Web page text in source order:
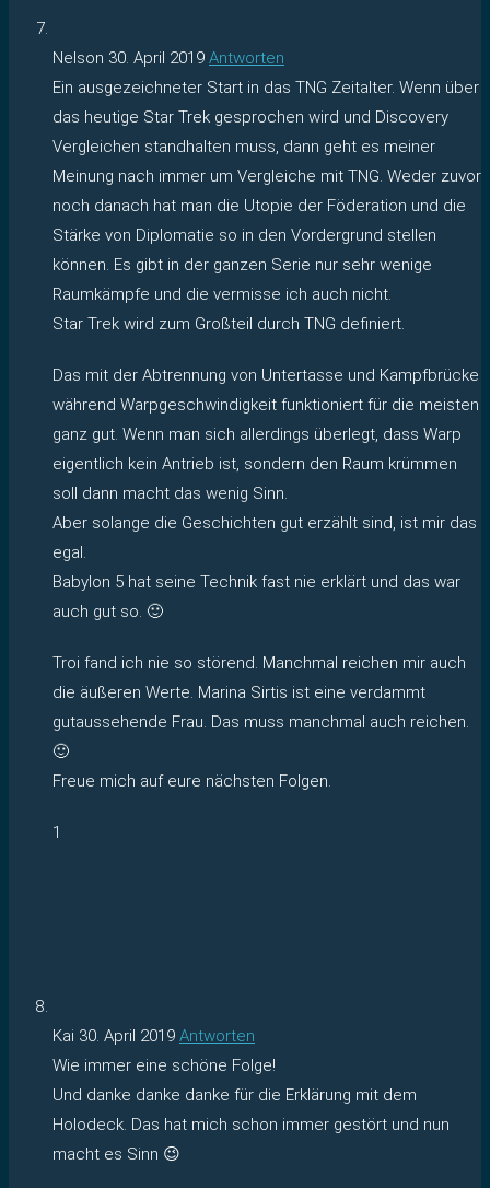
Nelson 30. April 2019 Antworten
Ein ausgezeichneter Start in das TNG Zeitalter. Wenn über
das heutige Star Trek gesprochen wird und Discovery
Vergleichen standhalten muss, dann geht es meiner
Meinung nach immer um Vergleiche mit TNG. Weder zuvor
noch danach hat man die Utopie der Föderation und die
Stärke von Diplomatie so in den Vordergrund stellen
können. Es gibt in der ganzen Serie nur sehr wenige
Raumkämpfe und die vermisse ich auch nicht.
Star Trek wird zum Großteil durch TNG definiert.
Das mit der Abtrennung von Untertasse und Kampfbrücke
während Warpgeschwindigkeit funktioniert für die meisten
ganz gut. Wenn man sich allerdings überlegt, dass Warp
eigentlich kein Antrieb ist, sondern den Raum krümmen
soll dann macht das wenig Sinn.
Aber solange die Geschichten gut erzählt sind, ist mir das
egal.
Babylon 5 hat seine Technik fast nie erklärt und das war
auch gut so. 🙂
Troi fand ich nie so störend. Manchmal reichen mir auch
die äußeren Werte. Marina Sirtis ist eine verdammt
gutaussehende Frau. Das muss manchmal auch reichen.
🙂
Freue mich auf eure nächsten Folgen.
1
Kai 30. April 2019 Antworten
Wie immer eine schöne Folge!
Und danke danke danke für die Erklärung mit dem
Holodeck. Das hat mich schon immer gestört und nun
macht es Sinn 😉